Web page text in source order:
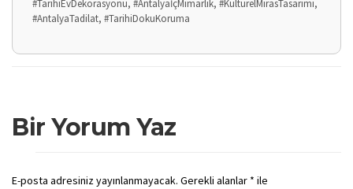
#TarihiEvDekorasyonu, #AntalyaİçMimarlık, #KültürelMirasTasarımı,
#AntalyaTadilat, #TarihiDokuKoruma
Bir Yorum Yaz
E-posta adresiniz yayınlanmayacak. Gerekli alanlar * ile